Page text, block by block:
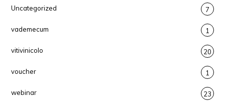
Uncategorized 7
vademecum 1
vitivinicolo 20
voucher 1
webinar 23